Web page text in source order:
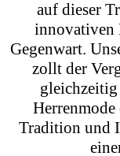
In der
Handwerk
eine exzellente